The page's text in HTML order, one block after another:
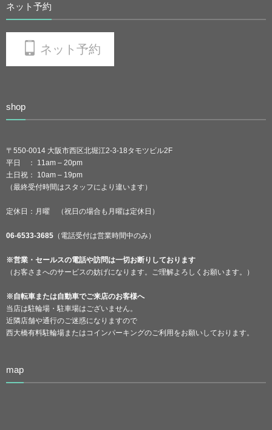
ネット予約
ネット予約
shop
〒550-0014 大阪市西区北堀江2-3-18タモツビル2F
平日 ： 11am – 20pm
土日祝： 10am – 19pm
（最終受付時間はスタッフにより違います）
定休日：月曜 （祝日の場合も月曜は定休日）
06-6533-3685 （電話受付は営業時間中のみ）
※営業・セールスの電話や訪問は一切お断りしております
（お客さまへのサービスの妨げになります。ご理解よろしくお願います。）
※自転車または自動車でご来店のお客様へ
当店は駐輪場・駐車場はございません。
近隣店舗や通行のご迷惑になりますので
西大橋有料駐輪場またはコインパーキングのご利用をお願いしております。
map